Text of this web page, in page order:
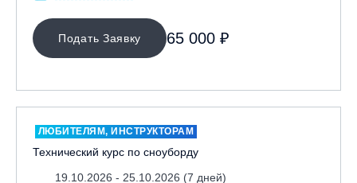
Подать Заявку 65 000 ₽
ЛЮБИТЕЛЯМ, ИНСТРУКТОРАМ
Технический курс по сноуборду
19.10.2026 - 25.10.2026 (7 дней)